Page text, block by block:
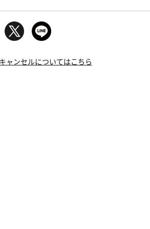
ャンセルについてはこちら